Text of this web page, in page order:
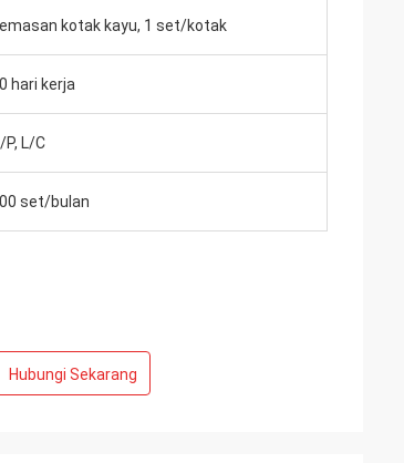
kotak kayu, 1 set/kotak
hari kerja
P, L/C
set/bulan
Hubungi Sekarang